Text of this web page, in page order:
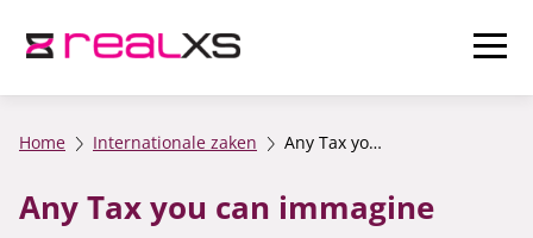
Home Internationale zaken Any Tax you can immagine
Any Tax you can immagine